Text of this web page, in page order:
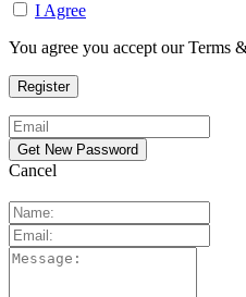
I Agree
You agree you accept our Terms
Cancel